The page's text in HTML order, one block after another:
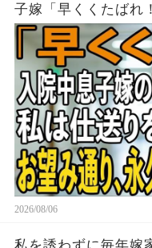
子嫁「早くくたばれ
お望みどおり私は息
久に帰らなかった結
2026/08/06